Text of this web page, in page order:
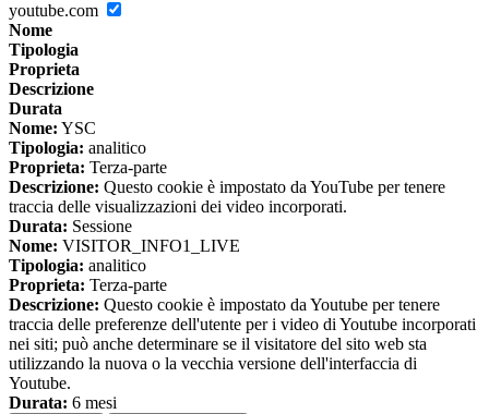
youtube.com
Nome
Tipologia
Proprieta
Descrizione
Durata
Nome: YSC
Tipologia: analitico
Proprieta: Terza-parte
Descrizione: Questo cookie è impostato da YouTube per tenere
traccia delle visualizzazioni dei video incorporati.
Durata: Sessione
Nome: VISITOR_INFO1_LIVE
Tipologia: analitico
Proprieta: Terza-parte
Descrizione: Questo cookie è impostato da Youtube per tenere
traccia delle preferenze dell'utente per i video di Youtube incorporati
nei siti; può anche determinare se il visitatore del sito web sta
utilizzando la nuova o la vecchia versione dell'interfaccia di
Youtube.
Durata: 6 mesi